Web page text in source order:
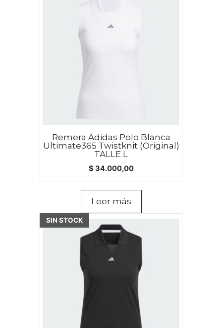
Remera Adidas Polo Blanca
Ultimate365 Twistknit (Original)
TALLE L
$ 34.000,00
Leer más
SIN STOCK